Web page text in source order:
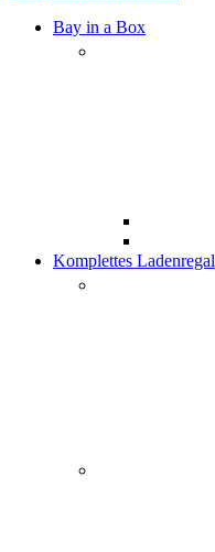
Bay in a Box
Komplettes Ladenregal